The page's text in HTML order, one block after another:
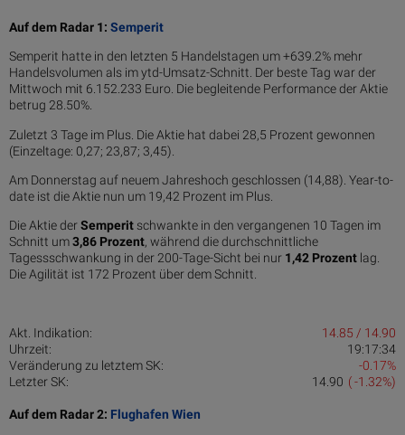
Auf dem Radar 1: Semperit
Semperit hatte in den letzten 5 Handelstagen um +639.2% mehr
Handelsvolumen als im ytd-Umsatz-Schnitt. Der beste Tag war der
Mittwoch mit 6.152.233 Euro. Die begleitende Performance der Aktie
betrug 28.50%.
Zuletzt 3 Tage im Plus. Die Aktie hat dabei 28,5 Prozent gewonnen
(Einzeltage: 0,27; 23,87; 3,45).
Am Donnerstag auf neuem Jahreshoch geschlossen (14,88). Year-to-
date ist die Aktie nun um 19,42 Prozent im Plus.
Die Aktie derSemperit schwankte in den vergangenen 10 Tagen im
Schnitt um3,86 Pro­zent, während die durchschnittliche
Tagessschwankung in der 200-Tage-Sicht bei nur 1,42 Prozent lag.
Die Agilität ist 172 Prozent über dem Schnitt.
Akt. Indikation:
14.85 / 14.90
Uhrzeit:
19:17:34
Veränderung zu letztem SK:
-0.17%
Letzter SK:
( -1.32%)
14.90
Auf dem Radar 2: Flughafen Wien